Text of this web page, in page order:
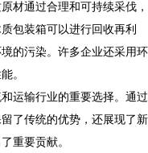
材通过合理和可持续采伐，
包装箱可以进行回收再利
的污染。许多企业还采用环
。
运输行业的重要选择。通过
了传统的优势，还展现了新
重要贡献。